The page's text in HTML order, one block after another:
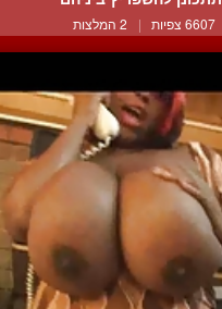
6607 צפיות | 2 המלצות